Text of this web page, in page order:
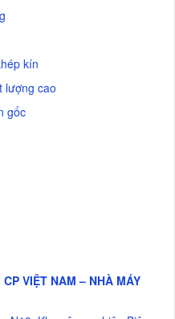
kín
lượng cao
gốc
VIỆT NAM – NHÀ MÁY